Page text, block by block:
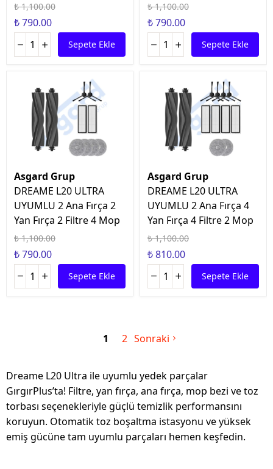
₺ 1,100.00
₺ 790.00
Sepete Ekle
₺ 1,100.00
₺ 790.00
Sepete Ekle
Asgard Grup
DREAME L20 ULTRA
UYUMLU 2 Ana Fırça 2
Yan Fırça 2 Filtre 4 Mop
₺ 1,100.00
₺ 790.00
Sepete Ekle
Asgard Grup
DREAME L20 ULTRA
UYUMLU 2 Ana Fırça 4
Yan Fırça 4 Filtre 2 Mop
₺ 1,100.00
₺ 810.00
Sepete Ekle
1 2 Sonraki
Dreame L20 Ultra ile uyumlu yedek parçalar
GırgırPlus’ta! Filtre, yan fırça, ana fırça, mop bezi ve toz
torbası seçenekleriyle güçlü temizlik performansını
koruyun. Otomatik toz boşaltma istasyonu ve yüksek
emiş gücüne tam uyumlu parçaları hemen keşfedin.